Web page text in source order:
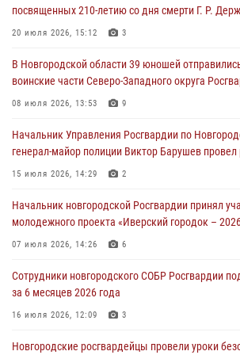
В Великом Новгороде сотрудники центра
разрешительной работы Росгвардии провели
30 июля 2026, 14:36 1
Новгородские росгвардейцы рассказали о
30 июля 2026, 08:40 5
Новгородские росгвардейцы задержали мужчину
Телесюжет в программе "Новгородское
Новости часа." от 29 июля 2026 года.
29 июля 2026, 12:54 1
посвященных 210-летию со дня смерти Г. Р.
20 июля 2026, 15:12 3
В Новгородской области 39 юношей
воинские части Северо-Западного округа
08 июля 2026, 13:53 9
Начальник Управления Росгвардии по
генерал-майор полиции Виктор Барушев провел
15 июля 2026, 14:29 2
Начальник новгородской Росгвардии принял
молодежного проекта «Иверский городок –
07 июля 2026, 14:26 6
Сотрудники новгородского СОБР Росгвардии
за 6 месяцев 2026 года
16 июля 2026, 12:09 3
Новгородские росгвардейцы провели уроки